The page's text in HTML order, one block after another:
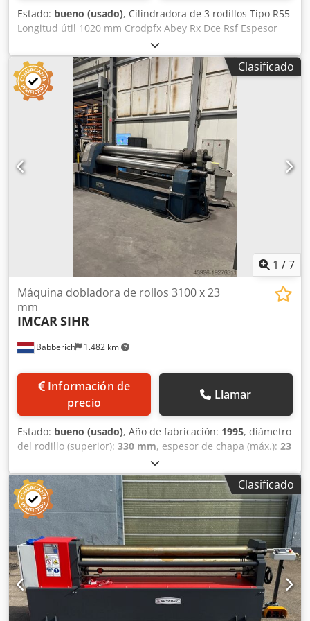
Estado: bueno (usado), Cilindradora de 3 rodillos Tipo R55
Longitud útil 1020 mm Crodpfx Abey Rx Dce Rsf Espesor
máximo de chapa 1,25 mm Buen estado, completamente
funcional.
Clasificado
1 /7
Babberich 1.482 km
Máquina dobladora de rollos 3100 x 23
mm
IMCARSIHR
Información de
precio
Llamar
Estado: bueno (usado), Año de fabricación: 1995, diámetro
del rodillo (superior): 330 mm, espesor de chapa (máx.): 23
, Fabricante: IMCAR Tipo: SIHR Año de construcción:
1995 Extremo extendido para rodillos de doblado de
perfiles (tubería y T-Angel) Lubricación central Lectura
digital de posición de los rodillos laterales Máquina
totalmente hidráulica Extremo de caída hidráulico Rodillos
endurecidos Presupuesto Estándar métrico de EE. UU.
Ancho del rodillo 3100 milímetros Espesor de la chapa a 3
x Ø del rodillo superior 18 milímetros Espesor de la chapa
a 5 x Ø del rodillo superior 23 milímetros Espesor de la
chapa al doblarse 20 milímetros Ø del rodillo superior 330
milímetros Ø del rodillo lateral 310 milímetros Número de
Clasificado